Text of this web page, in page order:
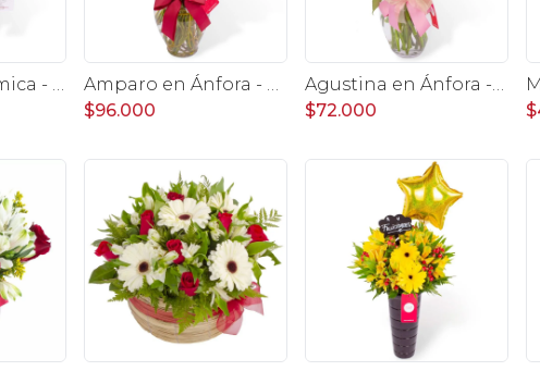
Agustina Cerámica - Arreglo 10 rosas amarillo y astromelia
Amparo en Ánfora - Florero 24 rosas ecuatorianas rojo
$96.000
Agustina en Ánfora - Florero 18 rosas rosadas y astromelias
$72.000